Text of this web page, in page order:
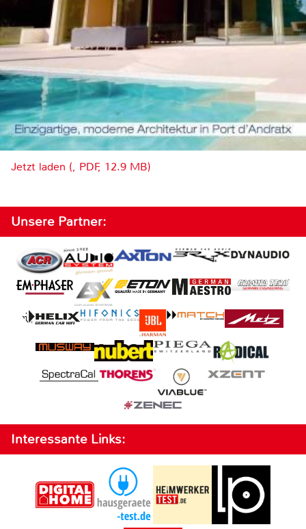
Jetzt laden (, PDF, 12.9 MB)
Unsere Partner:
Interessante Links: